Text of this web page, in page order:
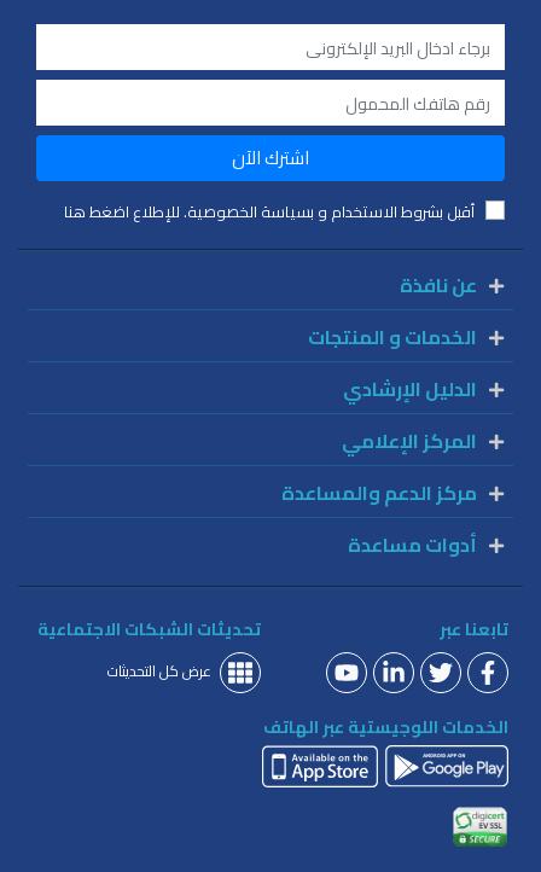
اشترك الآن
أقبل بشروط الاستخدام و بسياسة الخصوصية. للإطلاع اضغط هنا
عن نافذة
الخدمات و المنتجات
الدليل الإرشادي
المركز الإعلامي
مركز الدعم والمساعدة
أدوات مساعدة
تابعنا عبر تحديثات الشبكات الاجتماعية
عرض كل التحديثات
الخدمات اللوجيستية عبر الهاتف